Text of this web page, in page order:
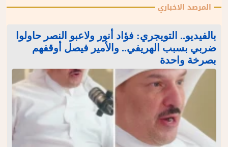
المرصد الاخباري
بالفيديو.. التويجري: فؤاد أنور ولاعبو النصر حاولوا
ضربي بسبب الهريفي.. والأمير فيصل أوقفهم
بصرخة واحدة